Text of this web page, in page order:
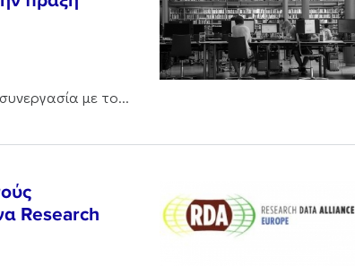
με το...
Research